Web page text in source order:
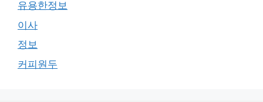
유용한정보
이사
정보
커피원두